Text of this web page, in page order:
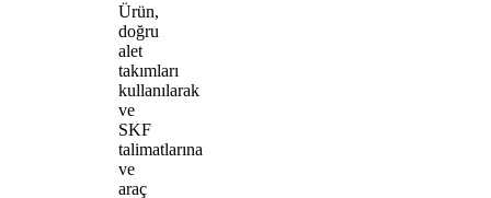
Ürün,
doğru
alet
takımları
kullanılarak
ve
SKF
talimatlarına
ve
araç